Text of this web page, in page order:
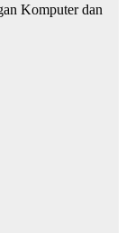
Komputer dan